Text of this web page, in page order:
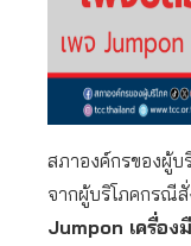
สภาองค์กรของผู้บ
จากผู้บริโภคกรณี
Jumpon เครื่อ